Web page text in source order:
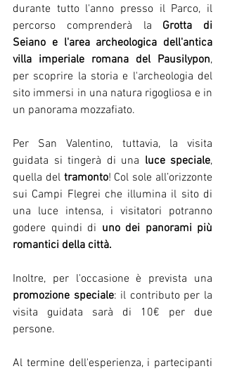
durante tutto l'anno presso il Parco, il
percorso comprenderà la Grotta di
Seiano e l'area archeologica dell'antica
villa imperiale romana del Pausilypon,
per scoprire la storia e l'archeologia del
sito immersi in una natura rigogliosa e in
un panorama mozzafiato.
Per San Valentino, tuttavia, la visita
guidata si tingerà di una luce speciale,
quella del tramonto! Col sole all’orizzonte
sui Campi Flegrei che illumina il sito di
una luce intensa, i visitatori potranno
godere quindi di uno dei panorami più
romantici della città.
promozione speciale: il contributo per la
visita guidata sarà di 10€ per due
persone.
Al termine dell'esperienza, i partecipanti